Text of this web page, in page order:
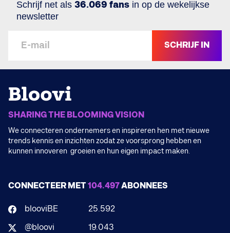
Schrijf net als 36.069 fans in op de wekelijkse
newsletter
SCHRIJF IN
SHARING THE BLOOMING VISION
We connecteren ondernemers en inspireren hen met nieuwe
trends kennis en inzichten zodat ze voorsprong hebben en
kunnen innoveren groeien en hun eigen impact maken.
CONNECTEER MET104.497ABONNEES
blooviBE
25.592
@bloovi
19.043